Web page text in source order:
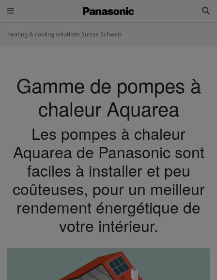
heating & cooling solutions Suisse Schweiz
Gamme de pompes à
chaleur Aquarea
Les pompes à chaleur
Aquarea de Panasonic sont
faciles à installer et peu
coûteuses, pour un meilleur
rendement énergétique de
votre intérieur.